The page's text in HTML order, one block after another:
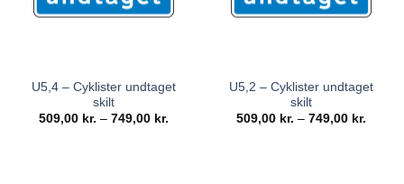
U5,4 – Cyklister undtaget
skilt
509,00 kr. – 749,00 kr.
U5,2 – Cyklister undtaget
skilt
509,00 kr. – 749,00 kr.